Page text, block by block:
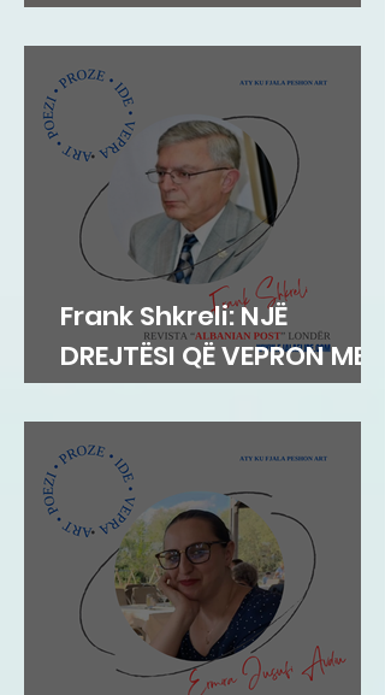
PAS VDEKJES!
Frank Shkreli: NJË
DREJTËSI QË VEPRON ME
INTEGRITET